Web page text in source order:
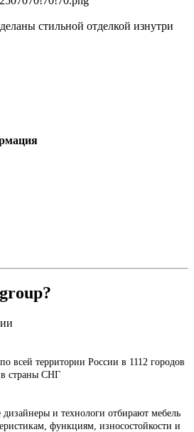
стильной отделкой изнутри
всей территории России в 1112 городов
в страны СНГ
и технологи отбирают мебель
функциям, износостойкости и